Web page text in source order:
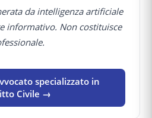
da intelligenza artificiale
informativo. Non costituisce
specializzato in
Civile →